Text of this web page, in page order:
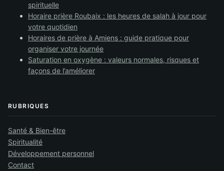
spirituelle
Horaire prière Roubaix : les heures de salah à jour pour
votre quotidien
Horaires de prière à Amiens : guide pratique pour
organiser votre journée
Saturation en oxygène : valeurs normales, risques et
façons de l’améliorer
RUBRIQUES
Santé & Bien-être
Spiritualité
Développement personnel
Contact